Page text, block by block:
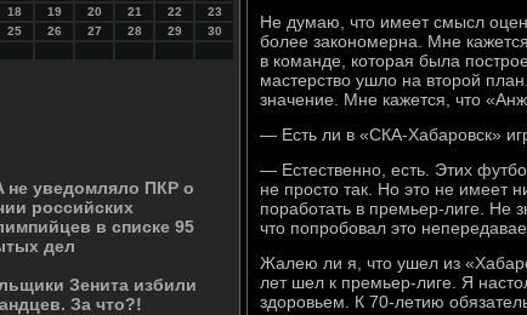
18 19 20 21 22
23
25 26 27 28 29
30
не уведомляло ПКР о
российских
в списке 95
дел
Зенита избили
За что?!
Не думаю, что имеет смысл
более закономерна. Мне
в команде, которая была
мастерство ушло на второй
значение. Мне кажется, что
— Есть ли в «СКА-Хабаровск»
— Естественно, есть. Этих
не просто так. Но это не имеет
поработать в премьер-лиге. Не
что попробовал это
Жалею ли я, что ушел из
лет шел к премьер-лиге. Я
здоровьем. К 70-летию